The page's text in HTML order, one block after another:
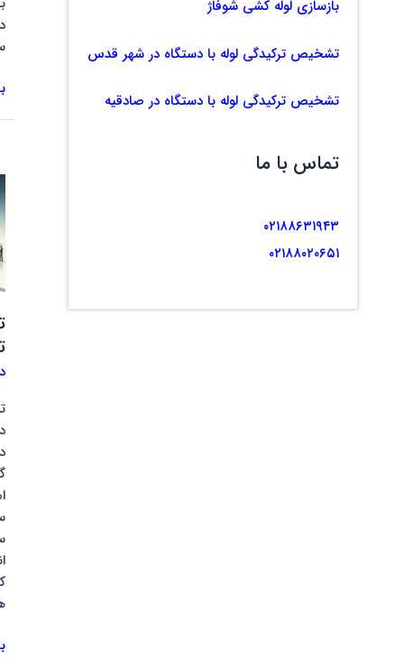
بازسازی لوله کشی شوفاژ
تشخیص ترکیدگی لوله با دستگاه در شهر قدس
تشخیص ترکیدگی لوله با دستگاه در صادقیه
تماس با ما
۰۲۱۸۸۶۳۱۹۴۳
۰۲۱۸۸۰۲۰۶۵۱